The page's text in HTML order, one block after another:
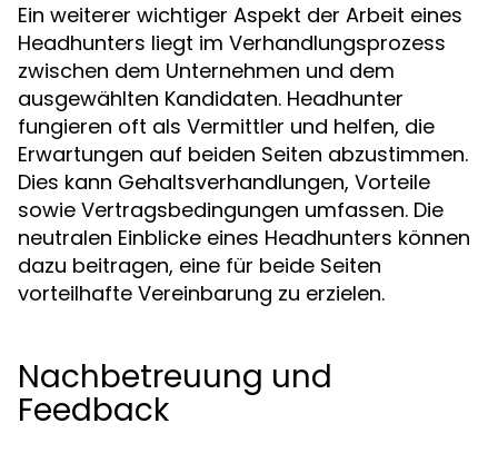
Ein weiterer wichtiger Aspekt der Arbeit eines
Headhunters liegt im Verhandlungsprozess
zwischen dem Unternehmen und dem
ausgewählten Kandidaten. Headhunter
fungieren oft als Vermittler und helfen, die
Erwartungen auf beiden Seiten abzustimmen.
Dies kann Gehaltsverhandlungen, Vorteile
sowie Vertragsbedingungen umfassen. Die
neutralen Einblicke eines Headhunters können
dazu beitragen, eine für beide Seiten
vorteilhafte Vereinbarung zu erzielen.
Nachbetreuung und
Feedback